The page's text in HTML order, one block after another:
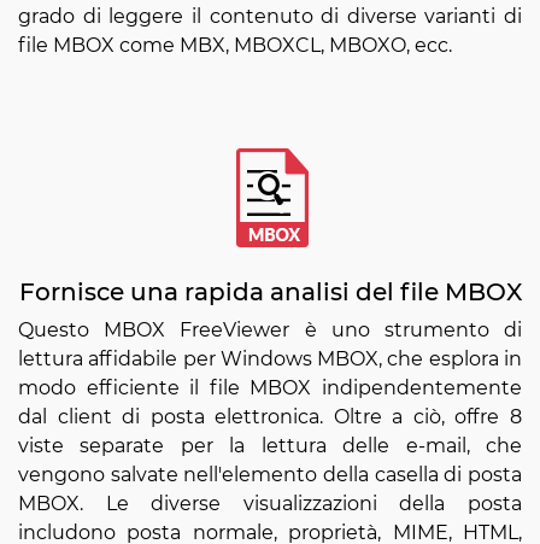
grado di leggere il contenuto di diverse varianti di
file MBOX come MBX, MBOXCL, MBOXO, ecc.
Fornisce una rapida analisi del file MBOX
Questo MBOX FreeViewer è uno strumento di
lettura affidabile per Windows MBOX, che esplora in
modo efficiente il file MBOX indipendentemente
dal client di posta elettronica. Oltre a ciò, offre 8
viste separate per la lettura delle e-mail, che
vengono salvate nell'elemento della casella di posta
MBOX. Le diverse visualizzazioni della posta
includono posta normale, proprietà, MIME, HTML,